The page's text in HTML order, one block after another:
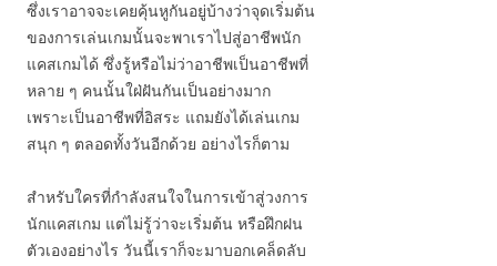
ซึ่งเราอาจจะเคยคุ้นหูกันอยู่บ้างว่าจุดเริ่มต้น
ของการเล่นเกมนั้นจะพาเราไปสู่อาชีพนัก
แคสเกมได้ ซึ่งรู้หรือไม่ว่าอาชีพเป็นอาชีพที่
หลาย ๆ คนนั้นใฝ่ฝันกันเป็นอย่างมาก
เพราะเป็นอาชีพที่อิสระ แถมยังได้เล่นเกม
สนุก ๆ ตลอดทั้งวันอีกด้วย อย่างไรก็ตาม
สำหรับใครที่กำลังสนใจในการเข้าสู่วงการ
นักแคสเกม แต่ไม่รู้ว่าจะเริ่มต้น หรือฝึกฝน
ตัวเองอย่างไร วันนี้เราก็จะมาบอกเคล็ดลับ